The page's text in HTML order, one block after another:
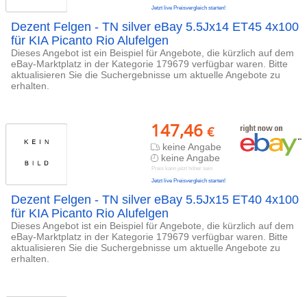
Jetzt live Preisvergleich starten!
Dezent Felgen - TN silver eBay 5.5Jx14 ET45 4x100
für KIA Picanto Rio Alufelgen
Dieses Angebot ist ein Beispiel für Angebote, die kürzlich auf dem
eBay-Marktplatz in der Kategorie 179679 verfügbar waren. Bitte
aktualisieren Sie die Suchergebnisse um aktuelle Angebote zu
erhalten.
147,46 €
keine Angabe
keine Angabe
Preis kann jetzt höher sein
Jetzt live Preisvergleich starten!
Dezent Felgen - TN silver eBay 5.5Jx15 ET40 4x100
für KIA Picanto Rio Alufelgen
Dieses Angebot ist ein Beispiel für Angebote, die kürzlich auf dem
eBay-Marktplatz in der Kategorie 179679 verfügbar waren. Bitte
aktualisieren Sie die Suchergebnisse um aktuelle Angebote zu
erhalten.